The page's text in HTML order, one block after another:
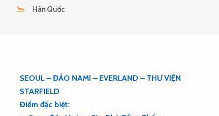
Hàn Quốc
SEOUL – ĐẢO NAMI – EVERLAND – THƯ VIỆN
STARFIELD
Điểm đặc biệt: